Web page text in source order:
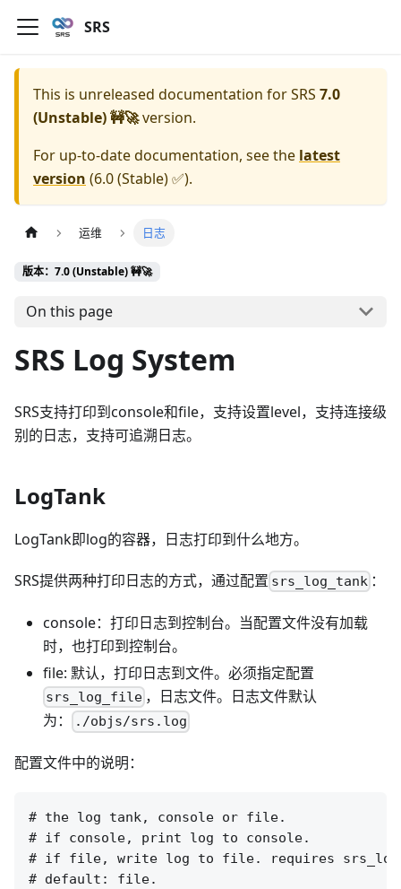
SRS
This is unreleased documentation forSRS 7.0
(Unstable) 🚧🚀version.
For up-to-date documentation, see the latest
version (6.0 (Stable) ✅).
运维 日志
版本：7.0 (Unstable) 🚧🚀
On this page
SRS Log System
SRS支持打印到console和file，支持设置level，支持连接级
别的日志，支持可追溯日志。
LogTank
LogTank即log的容器，日志打印到什么地方。
SRS提供两种打印日志的方式，通过配置 srs_log_tank ：
console：打印日志到控制台。当配置文件没有加载
时，也打印到控制台。
file: 默认，打印日志到文件。必须指定配置
srs_log_file ，日志文件。日志文件默认
为：
./objs/srs.log
配置文件中的说明：
# the log tank, console or file.
# if console, print log to console.
# if file, write log to file. requires
# default: file.